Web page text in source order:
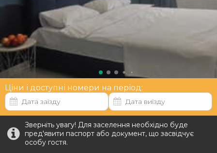
Ціни і доступні номери на період:
Зверніть увагу! Для заселення необхідно буде
пред'явити паспорт або документ, що засвідчує
особу гостя.